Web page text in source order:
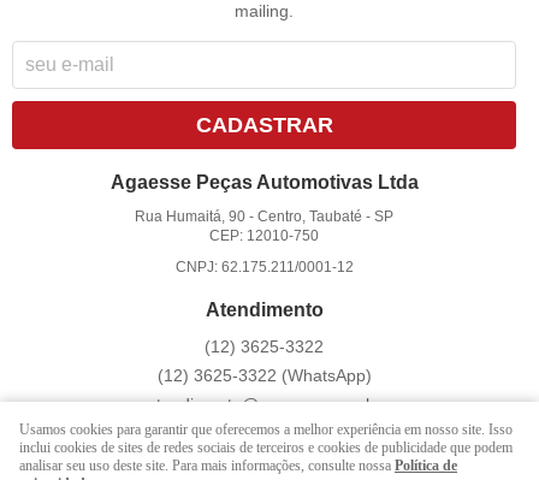
mailing.
CADASTRAR
Agaesse Peças Automotivas Ltda
Rua Humaitá, 90 -Centro, Taubaté -SP
CEP: 12010-750
CNPJ: 62.175.211/0001-12
Atendimento
(12) 3625-3322
(12) 3625-3322 (WhatsApp)
atendimento@agaesse.com.br
LOJA VIRTUAL CRIADA POR
Usamos cookies para garantir que oferecemos a melhor experiência em nosso site. Isso
inclui cookies de sites de redes sociais de terceiros e cookies de publicidade que podem
analisar seu uso deste site. Para mais informações, consulte nossa Política de